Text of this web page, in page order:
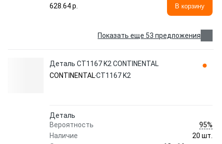
628.64 p.
В корзину
Показать еще 53 предложения
Деталь CT1167 K2 CONTINENTAL
CONTINENTALCT1167 K2
Деталь
Вероятность
95%
Наличие
20 шт.